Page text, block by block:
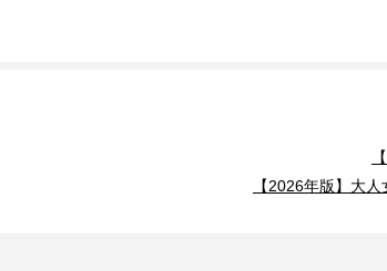
【2026年版】大